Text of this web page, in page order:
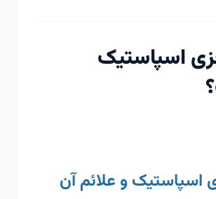
اسپاستیک
اسپاستیک و علائم آن